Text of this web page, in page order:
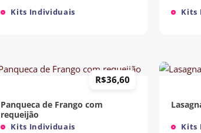
Kits Individuais Kits
+
Kits Individuais
Panqueca de Frango com
requeijão
R$36,60
Kits